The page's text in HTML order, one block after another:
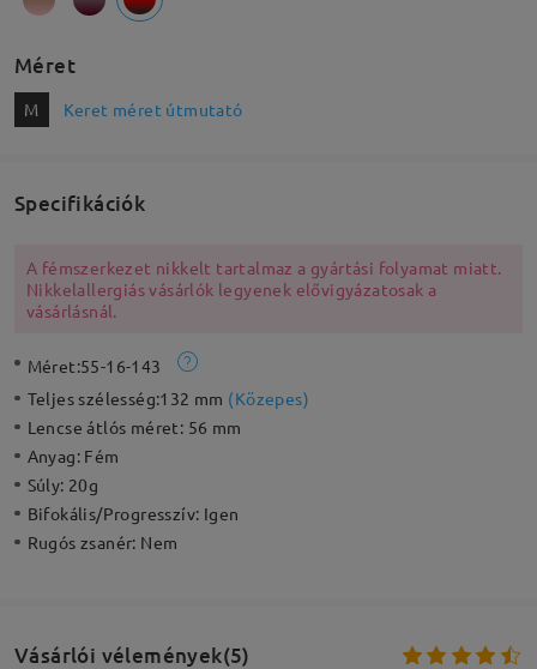
Méret
M Keret méret útmutató
Specifikációk
A fémszerkezet nikkelt tartalmaz a gyártási folyamat miatt.
Nikkelallergiás vásárlók legyenek elővigyázatosak a
vásárlásnál.
Méret:55-16-143
Teljes szélesség:132 mm (Közepes)
Lencse átlós méret: 56 mm
Anyag: Fém
Súly: 20g
Bifokális/Progresszív: Igen
Rugós zsanér: Nem
Vásárlói vélemények(5)